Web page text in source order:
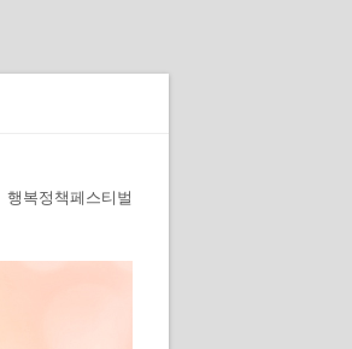
행복정책페스티벌